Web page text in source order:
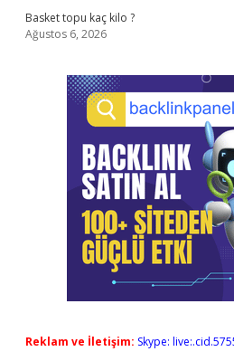
Basket topu kaç kilo ?
Ağustos 6, 2026
Reklam ve İletişim: Skype: